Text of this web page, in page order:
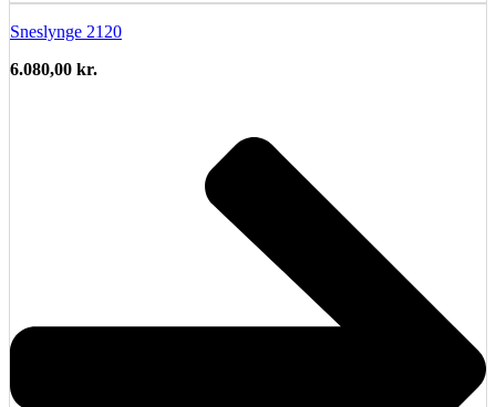
Sneslynge 2120
6.080,00 kr.